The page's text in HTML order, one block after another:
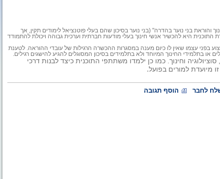
בני נוער בהדרה" (בני נוער בסיכון שהם בעלי פוטנציאל לימודים תקין, אך
היא להכשיר אנשי חינוך בעלי מודעות חברתית וערכית גבוהה ויכולת להתמודד
בפני עצמו שאין לו כיום מענה במסגרות ההכשרה הרגילות של עובדי ההוראה. לטענת
בתלמידי החינוך המיוחד ולא בתלמידים בסיכון המסוגלים להגיע להישגים רגילים.
וחינוך. כמו כן ילמדו משתתפי התוכנית כיצד לבנות דרכי
מיועדת למורים בפועל.
לחבר הוסף תגובה